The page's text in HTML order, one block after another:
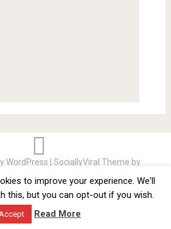
WordPress |SociallyViral Theme by
MyThemeShop
Miere de Manuka proprietati
Suceava
to improve your experience. We'll
this, but you can opt-out if you wish.
Read More